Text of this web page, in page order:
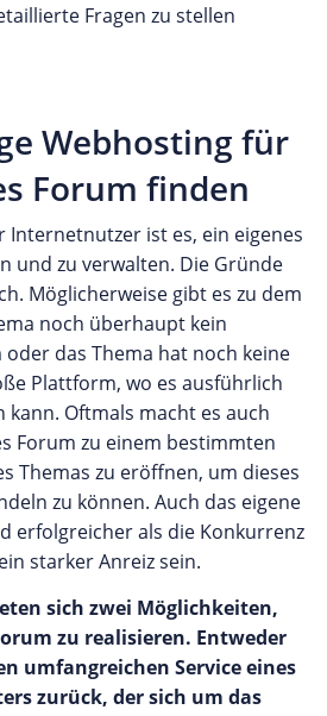
Fragen zu stellen
Webhosting für
Forum finden
Internetnutzer ist es, ein eigenes
und zu verwalten. Die Gründe
Möglicherweise gibt es zu dem
noch überhaupt kein
oder das Thema hat noch keine
Plattform, wo es ausführlich
kann. Oftmals macht es auch
Forum zu einem bestimmten
Themas zu eröffnen, um dieses
zu können. Auch das eigene
erfolgreicher als die Konkurrenz
starker Anreiz sein.
sich zwei Möglichkeiten,
zu realisieren. Entweder
umfangreichen Service eines
zurück, der sich um das